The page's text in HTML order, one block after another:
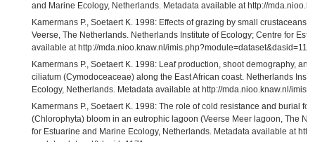
and Marine Ecology, Netherlands. Metadata available at http://
Kamermans P., Soetaert K. 1998: Effects of grazing by small crustaceans
Veerse, The Netherlands. Netherlands Institute of Ecology; Centre for
available at http://mda.nioo.knaw.nl/
Kamermans P., Soetaert K. 1998: Leaf production, shoot demography,
ciliatum (Cymodoceaceae) along the East African coast. Netherlands
Ecology, Netherlands. Metadata available at http://mda.nioo.knaw.nl/
Kamermans P., Soetaert K. 1998: The role of cold resistance and burial
(Chlorophyta) bloom in an eutrophic lagoon (Veerse Meer lagoon, The
for Estuarine and Marine Ecology, Netherlands. Metadata available at